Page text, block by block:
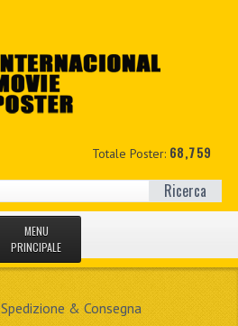
Totale Poster: 68,759
Ricerca
MENU
PRINCIPALE
Spedizione & Consegna